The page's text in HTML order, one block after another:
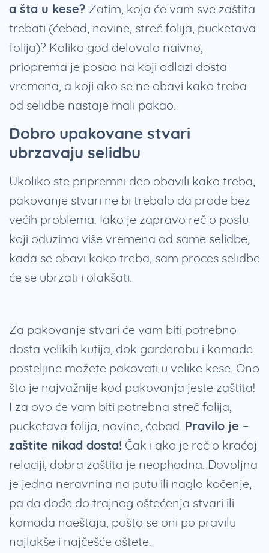
a šta u kese? Zatim, koja će vam sve zaštita
trebati (ćebad, novine, streč folija, pucketava
folija)? Koliko god delovalo naivno,
prioprema je posao na koji odlazi dosta
vremena, a koji ako se ne obavi kako treba
od selidbe nastaje mali pakao.
Dobro upakovane stvari
ubrzavaju selidbu
Ukoliko ste pripremni deo obavili kako treba,
pakovanje stvari ne bi trebalo da prođe bez
većih problema. Iako je zapravo reč o poslu
koji oduzima više vremena od same selidbe,
kada se obavi kako treba, sam proces selidbe
će se ubrzati i olakšati.
Za pakovanje stvari će vam biti potrebno
dosta velikih kutija, dok garderobu i komade
posteljine možete pakovati u velike kese. Ono
što je najvažnije kod pakovanja jeste zaštita!
I za ovo će vam biti potrebna streč folija,
pucketava folija, novine, ćebad. Pravilo je –
zaštite nikad dosta! Čak i ako je reč o kraćoj
relaciji, dobra zaštita je neophodna. Dovoljna
je jedna neravnina na putu ili naglo kočenje,
pa da dođe do trajnog oštećenja stvari ili
komada naeštaja, pošto se oni po pravilu
najlakše i najčešće oštete.